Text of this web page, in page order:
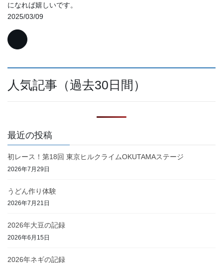
になれば嬉しいです。
2025/03/09
人気記事（過去30日間）
最近の投稿
初レース！第18回 東京ヒルクライムOKUTAMAステージ
2026年7月29日
うどん作り体験
2026年7月21日
2026年大豆の記録
2026年6月15日
2026年ネギの記録